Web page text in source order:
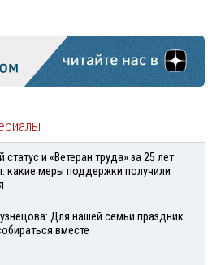
и «Ветеран труда» за 25 лет
какие меры поддержки получили
Для нашей семьи праздник
вместе